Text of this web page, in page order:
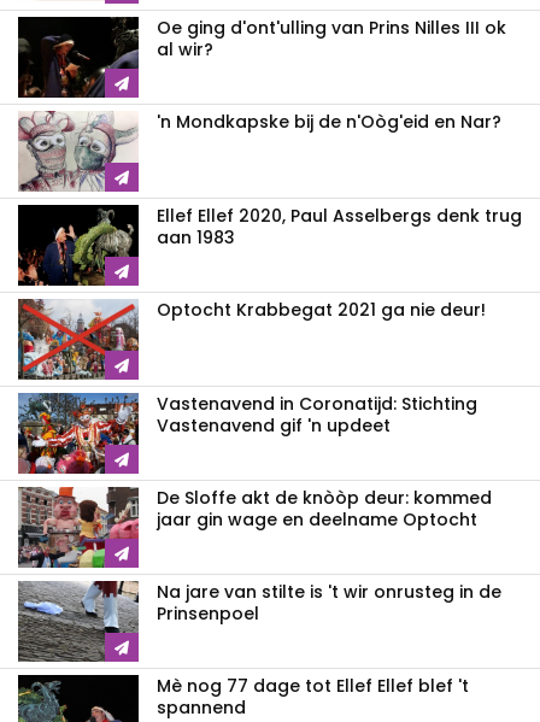
Oe ging d'ont'ulling van Prins Nilles III ok
al wir?
'n Mondkapske bij de n'Oòg'eid en Nar?
Ellef Ellef 2020, Paul Asselbergs denk trug
aan 1983
Optocht Krabbegat 2021 ga nie deur!
Vastenavend in Coronatijd: Stichting
Vastenavend gif 'n updeet
De Sloffe akt de knòòp deur: kommed
jaar gin wage en deelname Optocht
Na jare van stilte is 't wir onrusteg in de
Prinsenpoel
Mè nog 77 dage tot Ellef Ellef blef 't
spannend